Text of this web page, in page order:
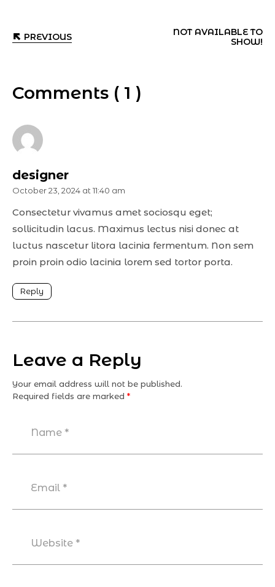
PREVIOUS
NOT AVAILABLE TO
SHOW!
Comments ( 1 )
designer
October 23, 2024 at 11:40 am
Consectetur vivamus amet sociosqu eget;
sollicitudin lacus. Maximus lectus nisi donec at
luctus nascetur litora lacinia fermentum. Non sem
proin proin odio lacinia lorem sed tortor porta.
Reply
Leave a Reply
Your email address will not be published.
Required fields are marked *